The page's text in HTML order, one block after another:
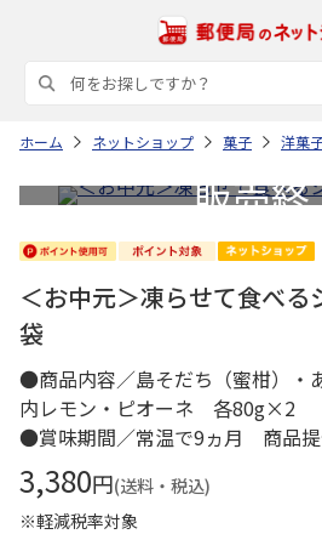
ホーム ネットショップ 菓子 洋菓
＜お中元＞凍らせて食べ
袋
●商品内容／島そだち（蜜柑）・
内レモン・ピオーネ 各80g×2
●賞味期間／常温で9ヵ月 商品提
3,380円(送料・税込)
※軽減税率対象